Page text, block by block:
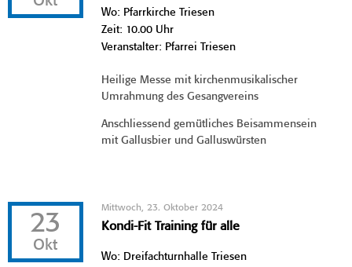
Wo: Pfarrkirche Triesen
Zeit: 10.00 Uhr
Veranstalter: Pfarrei Triesen
Heilige Messe mit kirchenmusikalischer
Umrahmung des Gesangvereins
Anschliessend gemütliches Beisammensein
mit Gallusbier und Galluswürsten
23
Okt
Mittwoch, 23. Oktober 2024
Kondi-Fit Training für alle
Wo: Dreifachturnhalle Triesen